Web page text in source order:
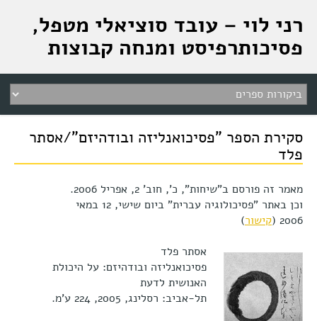
רני לוי – עובד סוציאלי מטפל,
פסיכותרפיסט ומנחה קבוצות
סקירת הספר "פסיכואנליזה ובודהיזם"/אסתר
פלד
מאמר זה פורסם ב"שיחות", כ', חוב' 2, אפריל 2006.
וכן באתר "פסיכולוגיה עברית" ב‏יום שישי, ‏12 ‏במאי
קישור)
אסתר פלד
פסיכואנליזה ובודהיזם: על היכולת
האנושית לדעת
תל-אביב: רסלינג, 2005, 224 ע'מ.